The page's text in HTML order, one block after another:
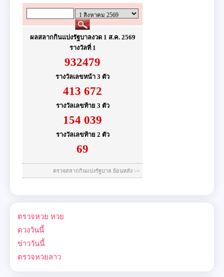
ตรวจหวย หวย
ดวงวันนี้
ข่าววันนี้
ตรวจหวยลาว